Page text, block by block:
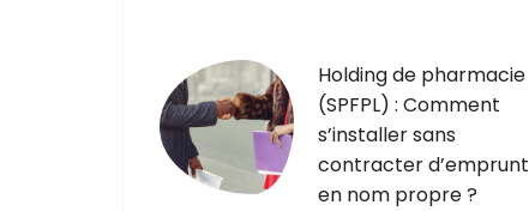
Holding de pharmacie
(SPFPL) : Comment
s’installer sans
contracter d’emprunt
en nom propre ?